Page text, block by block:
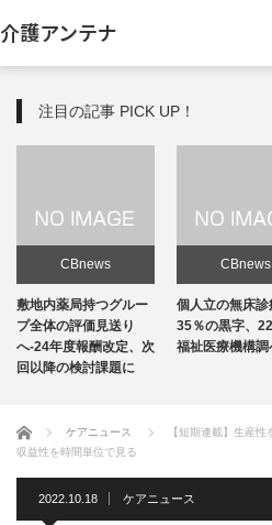
介護アンテナ
注目の記事 PICK UP！
CBnews
敷地内薬局持つグルー
プ全体の評価見送り
へ-24年度報酬改定、次
回以降の検討課題に
CBnews
個人立の無床診
35％の黒字、
福祉医療機構調
ホーム ケアニュース
【短期連載】生産
収益性を時間単位で見る
2022.10.18 ケアニュース